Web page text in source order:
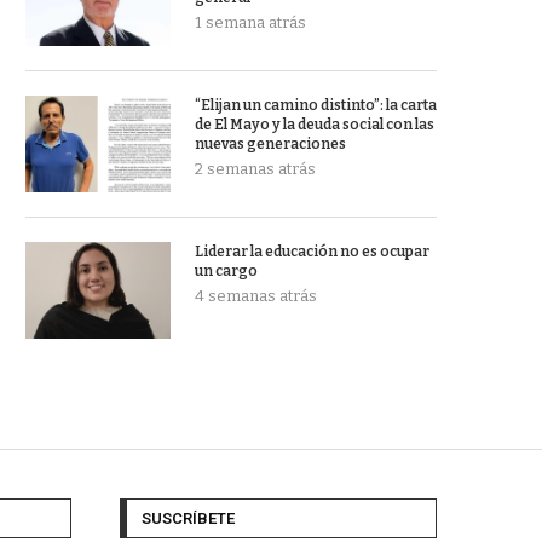
1 semana atrás
“Elijan un camino distinto”: la carta
de El Mayo y la deuda social con las
nuevas generaciones
2 semanas atrás
Liderar la educación no es ocupar
un cargo
4 semanas atrás
SUSCRÍBETE